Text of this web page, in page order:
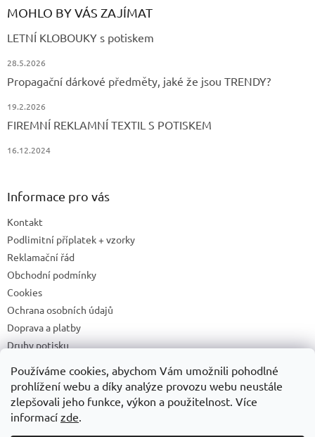
Používáme cookies, abychom Vám umožnili pohodlné
prohlížení webu a díky analýze provozu webu neustále
zlepšovali jeho funkce, výkon a použitelnost. Více
informací zde.
MOHLO BY VÁS ZAJÍMAT
LETNÍ KLOBOUKY s potiskem
28.5.2026
Propagační dárkové předměty, jaké že jsou TRENDY?
19.2.2026
FIREMNÍ REKLAMNÍ TEXTIL S POTISKEM
16.12.2024
Informace pro vás
Kontakt
Podlimitní příplatek + vzorky
Reklamační řád
Obchodní podmínky
Cookies
Ochrana osobních údajů
Doprava a platby
Druhy potisku
Recyklační příspěvky a zpětný odběr elektrozařízení/baterií